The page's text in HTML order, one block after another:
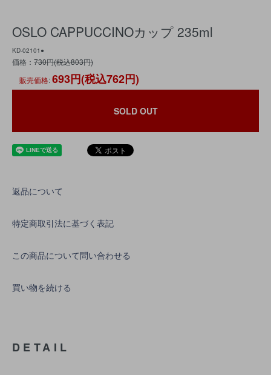
OSLO CAPPUCCINOカップ 235ml
KD-02101●
価格： 730円(税込803円)
販売価格:693円(税込762円)
SOLD OUT
返品について
特定商取引法に基づく表記
この商品について問い合わせる
買い物を続ける
DETAIL